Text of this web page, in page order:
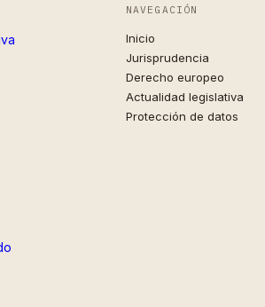
NAVEGACIÓN
Inicio
Jurisprudencia
Derecho europeo
Actualidad legislativa
Protección de datos